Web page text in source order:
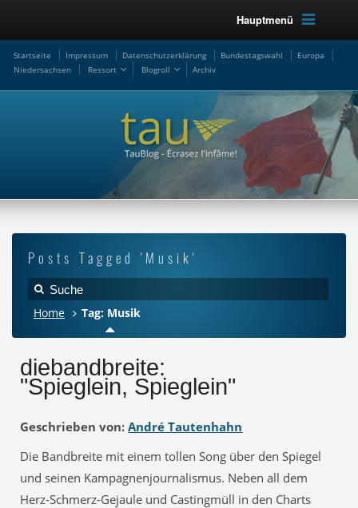
Hauptmenü
Startseite Impressum Datenschutzerklärung Bundestagswahl
Europa
Niedersachsen
Ressort Blogroll Archiv
Posts Tagged 'Musik'
Home Tag: Musik
diebandbreite:
"Spieglein, Spieglein"
Geschrieben von: André Tautenhahn
Die Bandbreite mit einem tollen Song über den Spiegel
und seinen Kampagnenjournalismus. Neben all dem
Herz-Schmerz-Gejaule und Castingmüll in den Charts